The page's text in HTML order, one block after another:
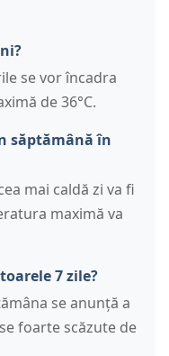
se vor încadra
de 36°C.
săptămână în
mai caldă zi va fi
maximă va
7 zile?
se anunță a
foarte scăzute de